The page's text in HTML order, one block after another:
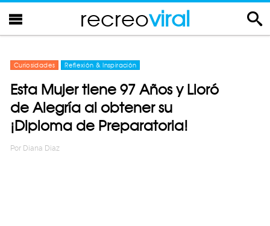
recreoviral
Curiosidades Reflexión & Inspiración
Esta Mujer tiene 97 Años y Lloró
de Alegría al obtener su
¡Diploma de Preparatoria!
Por Diana Diaz